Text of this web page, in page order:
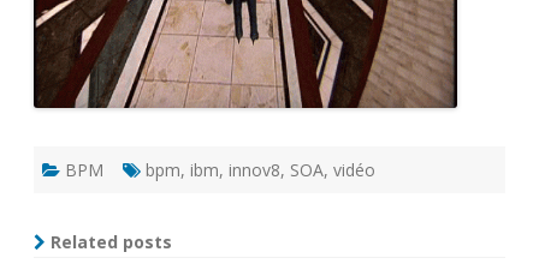
BPM bpm, ibm, innov8, SOA, vidéo
Related posts